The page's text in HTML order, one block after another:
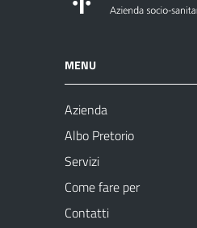
MENU
Azienda
Albo Pretorio
Servizi
Come fare per
Contatti